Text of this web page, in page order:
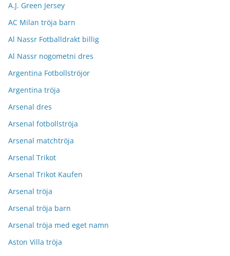
A.J. Green Jersey
AC Milan tröja barn
Al Nassr Fotballdrakt billig
Al Nassr nogometni dres
Argentina Fotbollströjor
Argentina tröja
Arsenal dres
Arsenal fotbollströja
Arsenal matchtröja
Arsenal Trikot
Arsenal Trikot Kaufen
Arsenal tröja
Arsenal tröja barn
Arsenal tröja med eget namn
Aston Villa tröja